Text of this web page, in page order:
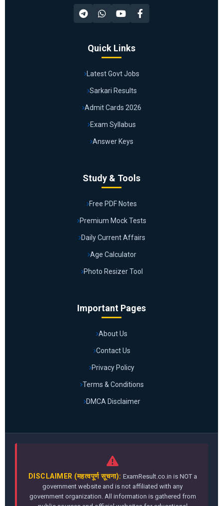
Quick Links
Latest Govt Jobs
Sarkari Results
Admit Cards 2026
Exam Syllabus
Answer Keys
Study & Tools
Free PDF Notes
Premium Mock Tests
Daily Current Affairs
Age Calculator
Photo Resizer Tool
Important Pages
About Us
Contact Us
Privacy Policy
Terms & Conditions
DMCA Disclaimer
DISCLAIMER (महत्वपूर्ण सूचना): ExamResult.co.in is NOT a
government website and is not affiliated with any
government organization. All information is gathered from